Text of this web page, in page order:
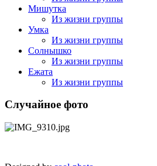
Мишутка
Из жизни группы
Умка
Из жизни группы
Солнышко
Из жизни группы
Ежата
Из жизни группы
Случайное фото